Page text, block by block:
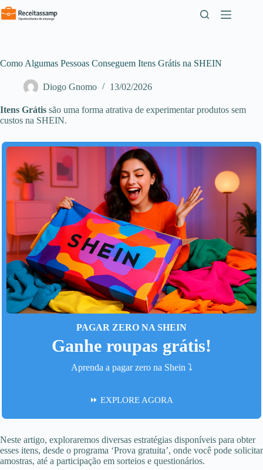
Pular
para
Como Algumas Pessoas Conseguem Itens Grátis na SHEIN
Diogo Gnomo 13/02/2026
Itens Grátis são uma forma atrativa de experimentar produtos sem
custos na SHEIN.
PAGAR ZERO NA SHEIN
Ganhe roupas grátis!
Aprenda a pagar zero na Shein ⤵️
⏩ EXPLORE AGORA
Neste artigo, exploraremos diversas estratégias disponíveis para obter
esses itens, desde o programa ‘Prova gratuita’, onde você pode solicitar
amostras, até a participação em sorteios e questionários.